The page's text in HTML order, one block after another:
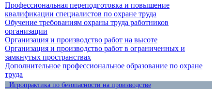
Профессиональная переподготовка и повышение
квалификации специалистов по охране труда
Обучение требованиям охраны труда работников
организации
Организация и производство работ на высоте
Организация и производство работ в ограниченных и
замкнутых пространствах
Дополнительное профессиональное образование по охране
труда
· Игропрактика по безопасности на производстве